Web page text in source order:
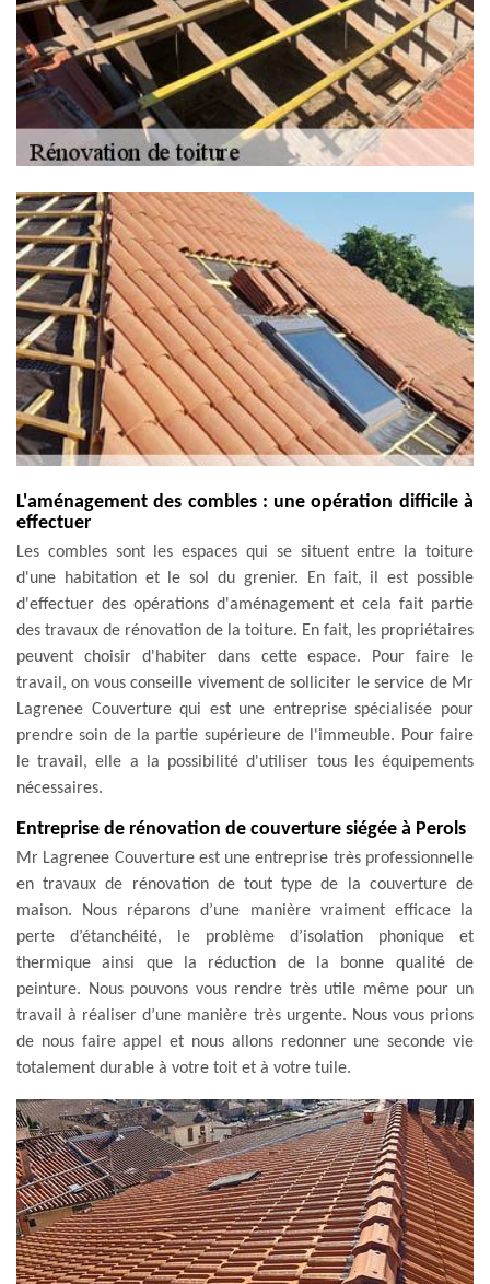
L'aménagement des combles : une opération difficile à
effectuer
Les combles sont les espaces qui se situent entre la toiture
d'une habitation et le sol du grenier. En fait, il est possible
d'effectuer des opérations d'aménagement et cela fait partie
des travaux de rénovation de la toiture. En fait, les propriétaires
peuvent choisir d'habiter dans cette espace. Pour faire le
travail, on vous conseille vivement de solliciter le service de Mr
Lagrenee Couverture qui est une entreprise spécialisée pour
prendre soin de la partie supérieure de l'immeuble. Pour faire
le travail, elle a la possibilité d'utiliser tous les équipements
nécessaires.
Entreprise de rénovation de couverture siégée à Perols
Mr Lagrenee Couverture est une entreprise très professionnelle
en travaux de rénovation de tout type de la couverture de
maison. Nous réparons d’une manière vraiment efficace la
perte d’étanchéité, le problème d’isolation phonique et
thermique ainsi que la réduction de la bonne qualité de
peinture. Nous pouvons vous rendre très utile même pour un
travail à réaliser d’une manière très urgente. Nous vous prions
de nous faire appel et nous allons redonner une seconde vie
totalement durable à votre toit et à votre tuile.